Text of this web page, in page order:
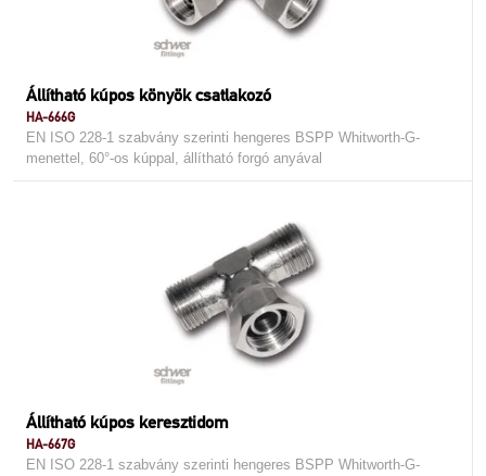
Állítható kúpos könyök csatlakozó
HA-666G
EN ISO 228-1 szabvány szerinti hengeres BSPP Whitworth-G-
menettel, 60°-os kúppal, állítható forgó anyával
Állítható kúpos keresztidom
HA-667G
EN ISO 228-1 szabvány szerinti hengeres BSPP Whitworth-G-